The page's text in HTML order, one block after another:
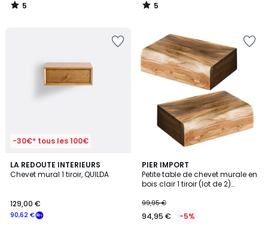
5
/
5
/
-30€* tous les 100€
LA REDOUTE INTERIEURS
Chevet mural 1 tiroir, QUILDA
90,62 €
129,00 €
4,6
/ 5
PIER IMPORT
Petite table de chevet murale en
bois clair 1 tiroir (lot de 2)
99,95 €
94,95 € -5%
1
/
5